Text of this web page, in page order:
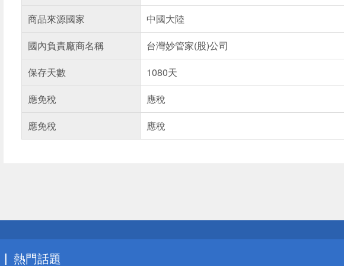
商品來源國家
中國大陸
國內負責廠商名稱
台灣妙管家(股)公司
保存天數
1080天
應免稅
應稅
應免稅
應稅
詐騙網頁！請小心！
得獎公告
熱門話題